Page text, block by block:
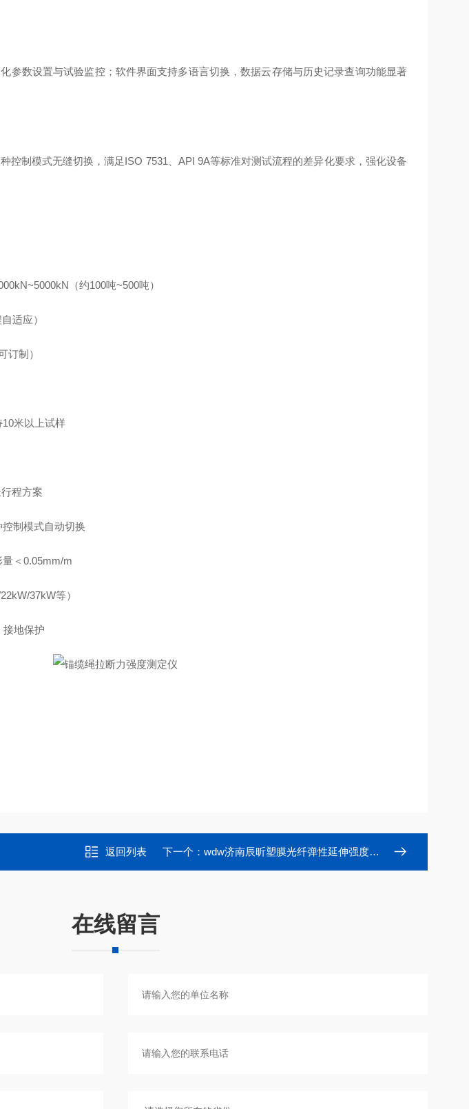
参数设置与试验监控；软件界面支持多语言切换，数据云存储与历史记录查询功能显著
控制模式无缝切换，满足ISO 7531、API 9A等标准对测试流程的差异化要求，强化设备
（约100吨~500吨）
适应）
订制）
米以上试样
程方案
制模式自动切换
＜0.05mm/m
37kW等）
接地保护
返回列表 下一个： wdw济南辰昕塑膜光纤弹性延伸强度试验机
在线留言